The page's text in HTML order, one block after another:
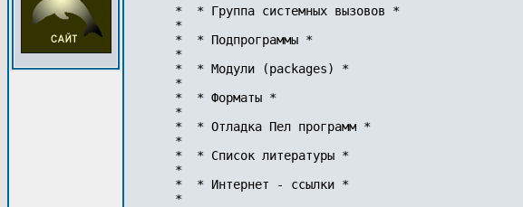
*  * Группа системных вызовов *
*
*  * Подпрограммы *
*
*  * Модули (packages) *
*
*  * Форматы *
*
*  * Отладка Пел программ *
*
*  * Список литературы *
*
*  * Интернет - ссылки *
*